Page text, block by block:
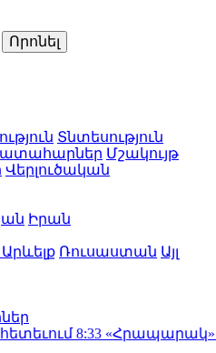
Տնտեսություն
Մշակույթ
Վերլուծական
Իրան
Ռուսաստան Այլ
8:33«Հրապարակ»․